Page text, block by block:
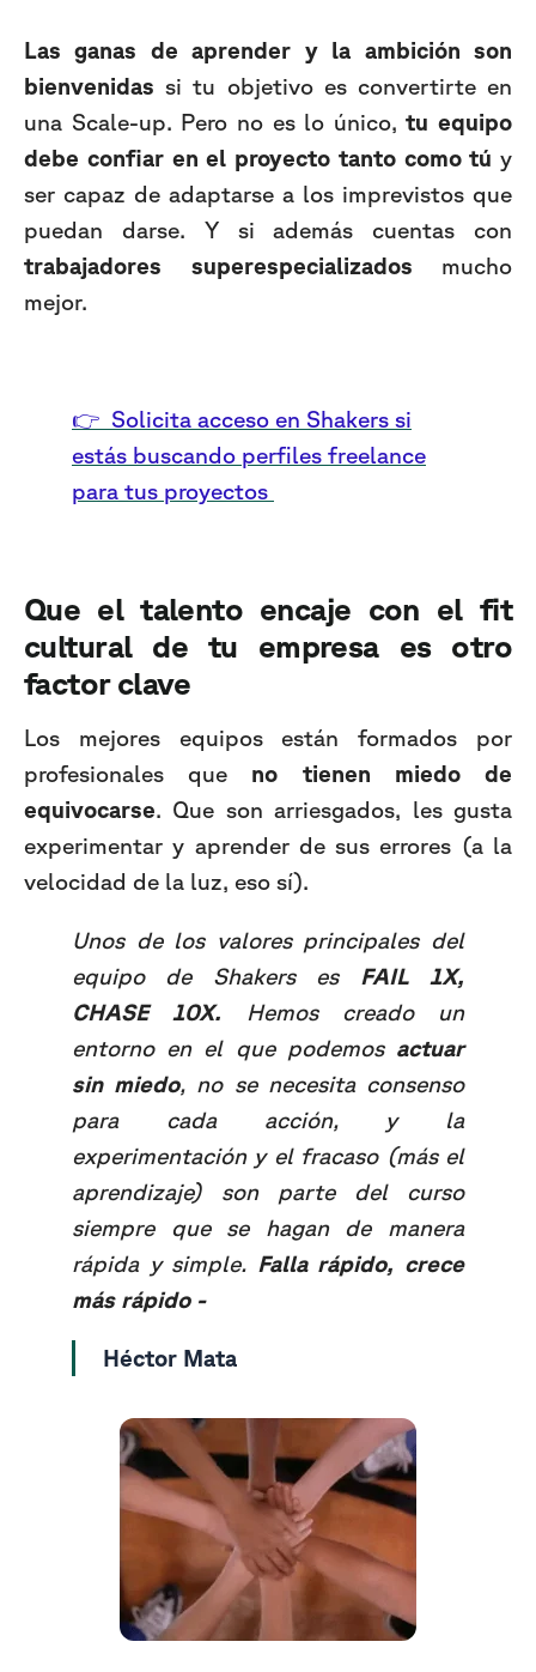
Las ganas de aprender y la ambición son
bienvenidas si tu objetivo es convertirte en
una Scale-up. Pero no es lo único,tu equipo
debe confiar en el proyecto tanto como tú y
ser capaz de adaptarse a los imprevistos que
puedan darse. Y si además cuentas con
trabajadores superespecializados mucho
mejor.
👉 Solicita acceso en Shakers si
estás buscando perfiles freelance
para tus proyectos
Que el talento encaje con el fit
cultural de tu empresa es otro
factor clave
Los mejores equipos están formados por
profesionales que no tienen miedo de
equivocarse. Que son arriesgados, les gusta
experimentar y aprender de sus errores (a la
velocidad de la luz, eso sí).
Unos de los valores principales del
equipo de Shakers es
FAIL 1X,
CHASE 10X. Hemos creado un
entorno en el que podemos actuar
sin miedo, no se necesita consenso
para cada acción, y la
experimentación y el fracaso (más el
aprendizaje) son parte del curso
siempre que se hagan de manera
rápida y simple. Falla rápido, crece
más rápido -
Héctor Mata